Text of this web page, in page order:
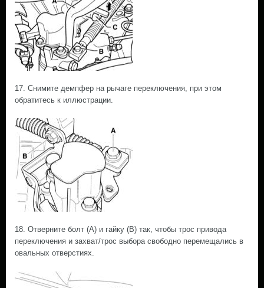
17. Снимите демпфер на рычаге переключения, при этом
обратитесь к иллюстрации.
18. Отверните болт (А) и гайку (В) так, чтобы трос привода
переключения и захват/трос выбора свободно перемещались в
овальных отверстиях.